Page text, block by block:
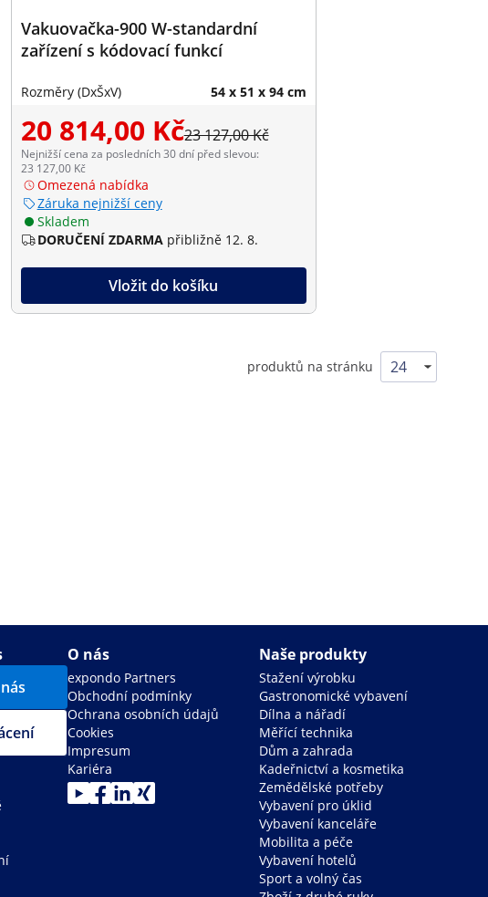
Vakuovačka-900 W-standardní
zařízení s kódovací funkcí
Rozměry (DxŠxV) 54 x 51 x 94 cm
20 814,00 Kč23 127,00 Kč
Nejnižší cena za posledních 30 dní před slevou:
23 127,00 Kč
Omezená nabídka
Záruka nejnižší ceny
Skladem
DORUČENÍ ZDARMA přibližně 12. 8.
Vložit do košíku
produktů na stránku
O nás
expondo Partners
Obchodní podmínky
Ochrana osobních údajů
Cookies
Impresum
Kariéra
Naše produkty
Stažení výrobku
Gastronomické vybavení
Dílna a nářadí
Měřící technika
Dům a zahrada
Kadeřnictví a kosmetika
Zemědělské potřeby
Vybavení pro úklid
Vybavení kanceláře
Mobilita a péče
Vybavení hotelů
Sport a volný čas